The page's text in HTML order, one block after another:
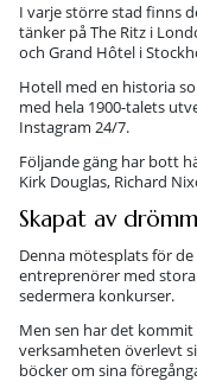
I varje större stad finns
tänker på The Ritz i
och Grand Hôtel i
Hotell med en historia
med hela 1900-talets
Instagram 24/7.
Följande gäng har bott
Kirk Douglas, Richard
Skapat av
Denna mötesplats för
entreprenörer med
sedermera konkurser.
Men sen har det
verksamheten överlevt
böcker om sina